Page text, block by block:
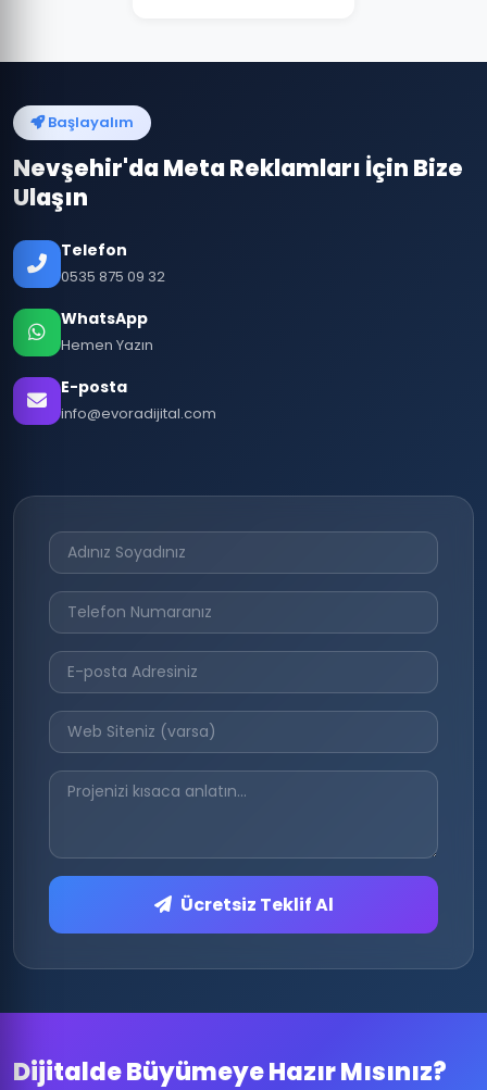
Başlayalım
Nevşehir'da Meta Reklamları İçin Bize
Ulaşın
Telefon
0535 875 09 32
WhatsApp
Hemen Yazın
E-posta
info@evoradijital.com
Ücretsiz Teklif Al
Dijitalde Büyümeye Hazır Mısınız?